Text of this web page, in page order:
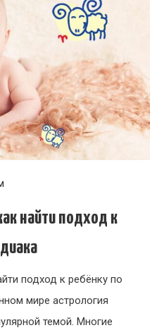
найти подход к
подход к ребёнку по
мире астрология
темой. Многие